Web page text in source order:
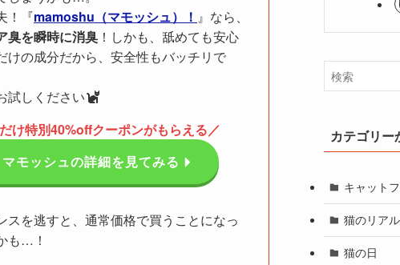
！『mamoshu（マモッシュ）！ 』なら、
臭を瞬時に消臭 ！しかも、舐めても安心
けの成分だから、安全性もバッチリで
試しください
け特別40%offクーポンがもらえる／
マモッシュの詳細を見てみる
スを逃すと、通常価格で買うことになっ
も…！
カテゴリー
キャット
猫のリアル
猫の日